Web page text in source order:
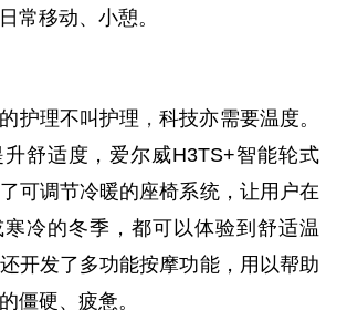
常移动、小憩。
护理不叫护理 ，科技亦需要温度。
舒适度，爱尔威H3TS+智能轮式
可调节冷暖的座椅系统，让用户在
冷的冬季，都可以体验到舒适温
开发了多功能按摩功能，用以帮助
僵硬、疲惫。